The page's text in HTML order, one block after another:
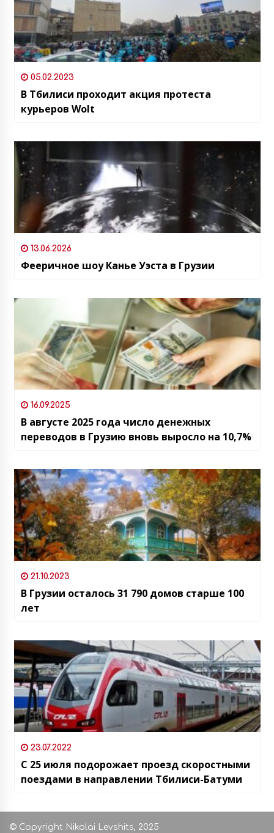
05.02.2023
В Тбилиси проходит акция протеста
курьеров Wolt
13.06.2026
Фееричное шоу Канье Уэста в Грузии
16.09.2025
В августе 2025 года число денежных
переводов в Грузию вновь выросло на 10,7%
21.10.2023
В Грузии осталось 31 790 домов старше 100
лет
23.07.2022
С 25 июля подорожает проезд скоростными
поездами в направлении Тбилиси-Батуми
© Copyright Nikolai Levshits, 2025